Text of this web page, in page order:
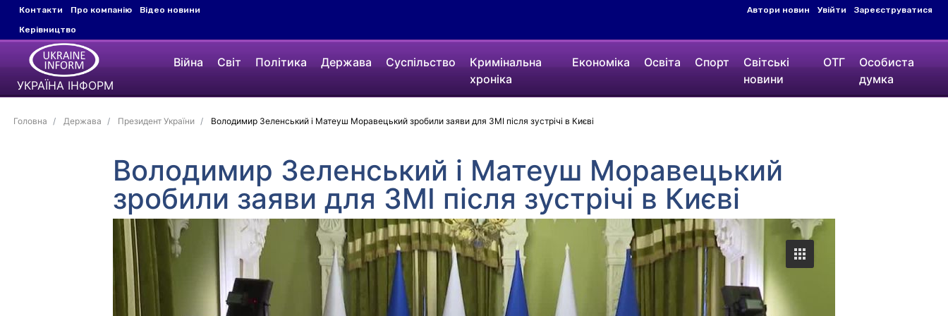
Контакти Про компанію
Відео новини
Керівництво
Автори новин Увійти Зареєструватися
УКРАЇНА ІНФОРМ
Війна Світ Політика Держава Суспільство
Кримінальна
хроніка
Економіка Освіта Спорт
Світські
новини
ОТГ
Особиста
думка
Головна Держава Президент України Володимир Зеленський і Матеуш Моравецький зробили заяви для ЗМІ після зустрічі в Києві
Володимир Зеленський і Матеуш Моравецький
зробили заяви для ЗМІ після зустрічі в Києві